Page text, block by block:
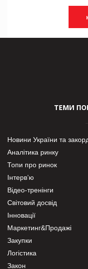
ТЕМИ
Новини України та
Аналітика ринку
Топи про ринок
Інтерв’ю
Відео-тренінги
Світовий досвід
Інновації
Маркетинг&Продажі
Закупки
Логістика
Закон